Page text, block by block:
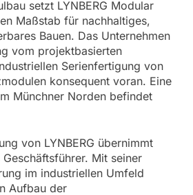
setzt LYNBERG Modular
Maßstab für nachhaltiges,
Bauen. Das Unternehmen
vom projektbasierten
Serienfertigung von
konsequent voran. Eine
Münchner Norden befindet
von LYNBERG übernimmt
Mit seiner
im industriellen Umfeld
Aufbau der